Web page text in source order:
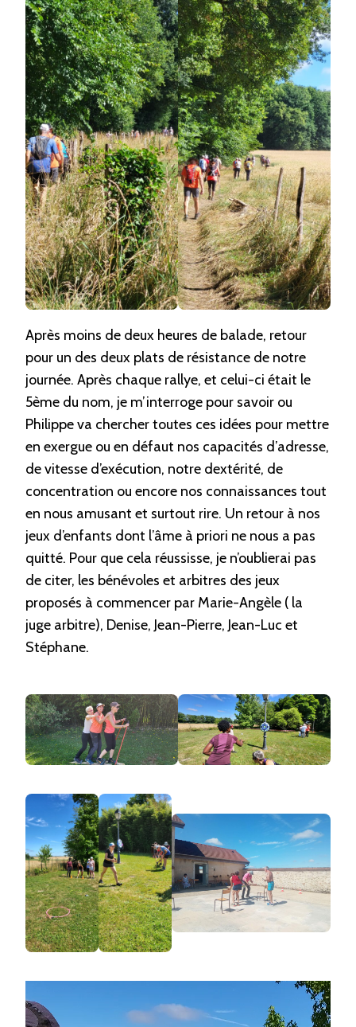
Après moins de deux heures de balade, retour
pour un des deux plats de résistance de notre
journée. Après chaque rallye, et celui-ci était le
5ème du nom, je m’interroge pour savoir ou
Philippe va chercher toutes ces idées pour mettre
en exergue ou en défaut nos capacités d’adresse,
de vitesse d’exécution, notre dextérité, de
concentration ou encore nos connaissances tout
en nous amusant et surtout rire. Un retour à nos
jeux d’enfants dont l’âme à priori ne nous a pas
quitté. Pour que cela réussisse, je n’oublierai pas
de citer, les bénévoles et arbitres des jeux
proposés à commencer par Marie-Angèle ( la
juge arbitre), Denise, Jean-Pierre, Jean-Luc et
Stéphane.